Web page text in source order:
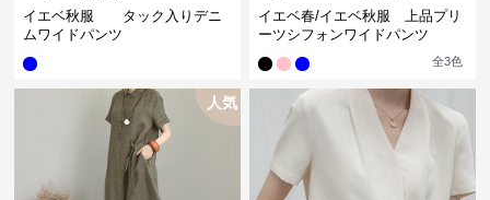
イエベ秋服 タック入りデニ
ムワイドパンツ
イエベ春/イエベ秋服 上品プリ
ーツシフォンワイドパンツ
全3色
人気